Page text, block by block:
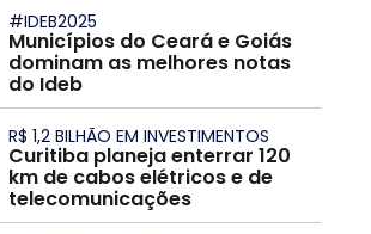
#IDEB2025
Municípios do Ceará e Goiás
dominam as melhores notas
do Ideb
R$ 1,2 BILHÃO EM INVESTIMENTOS
Curitiba planeja enterrar 120
km de cabos elétricos e de
telecomunicações